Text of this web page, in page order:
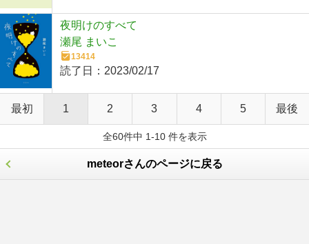
夜明けのすべて
瀬尾 まいこ
13414
読了日： 2023/02/17
最初 1 2 3 4 5 最後
全60件中 1-10 件を表示
meteorさんのページに戻る